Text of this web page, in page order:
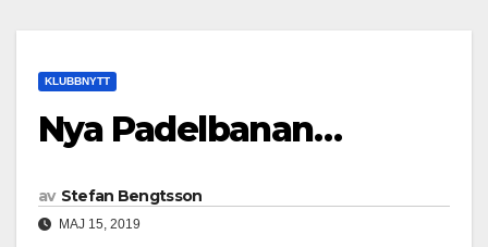
KLUBBNYTT
Nya Padelbanan…
av Stefan Bengtsson
MAJ 15, 2019